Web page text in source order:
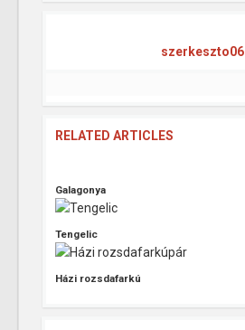
szerkeszto06
RELATED ARTICLES
Galagonya
Tengelic
Házi rozsdafarkú